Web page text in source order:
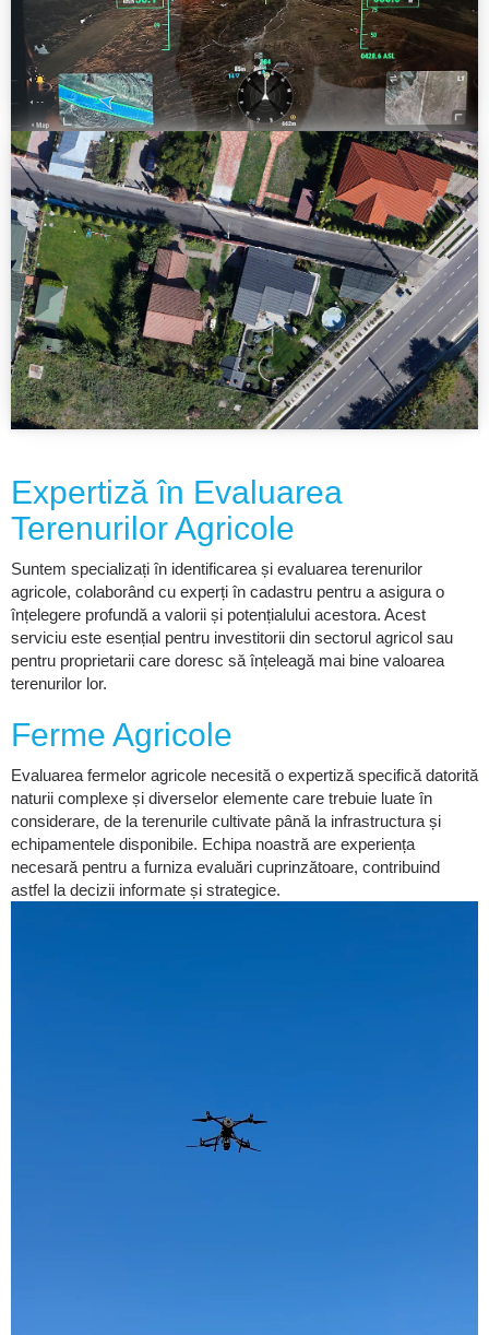
Expertiză în Evaluarea
Terenurilor Agricole
Suntem specializați în identificarea și evaluarea terenurilor
agricole, colaborând cu experți în cadastru pentru a asigura o
înțelegere profundă a valorii și potențialului acestora. Acest
serviciu este esențial pentru investitorii din sectorul agricol sau
pentru proprietarii care doresc să înțeleagă mai bine valoarea
terenurilor lor.
Ferme Agricole
Evaluarea fermelor agricole necesită o expertiză specifică datorită
naturii complexe și diverselor elemente care trebuie luate în
considerare, de la terenurile cultivate până la infrastructura și
echipamentele disponibile. Echipa noastră are experiența
necesară pentru a furniza evaluări cuprinzătoare, contribuind
astfel la decizii informate și strategice.